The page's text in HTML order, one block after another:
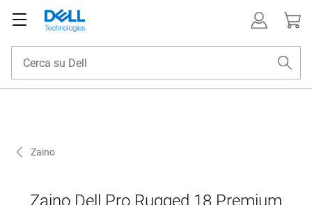
Zaino
Zaino Dell Pro Rugged 18 Premium